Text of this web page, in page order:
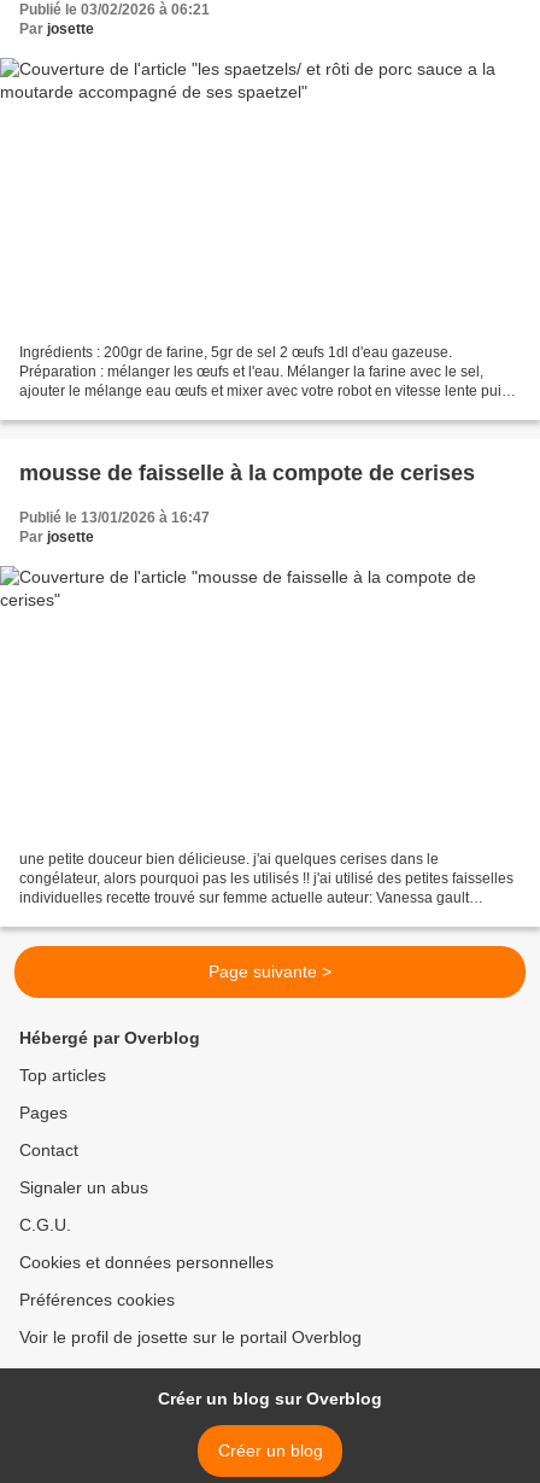
Publié le 03/02/2026 à 06:21
Par josette
Ingrédients : 200gr de farine, 5gr de sel 2 œufs 1dl d'eau gazeuse.
Préparation : mélanger les œufs et l'eau. Mélanger la farine avec le sel,
ajouter le mélange eau œufs et mixer avec votre robot en vitesse lente puis
mousse de faisselle à la compote de cerises
Publié le 13/01/2026 à 16:47
Par josette
une petite douceur bien délicieuse. j'ai quelques cerises dans le
congélateur, alors pourquoi pas les utilisés !! j'ai utilisé des petites faisselles
individuelles recette trouvé sur femme actuelle auteur: Vanessa gault
Page suivante >
Hébergé par Overblog
Top articles
Pages
Contact
Signaler un abus
C.G.U.
Cookies et données personnelles
Préférences cookies
Voir le profil de josette sur le portail Overblog
Créer un blog sur Overblog
Créer un blog